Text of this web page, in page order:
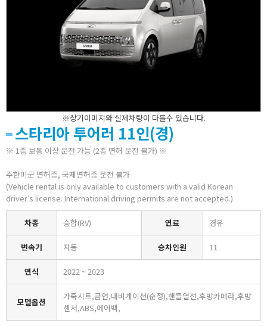
※상기이미지와 실제차량이 다를수 있습니다.
스타리아 투어러 11인(경)
※ 1종 보통 이상 운전 가능 (2종 면허 운전 불가) ※
주한미군 면허증, 국제면허증 운전 불가
(Vehicle rental is only available to customers with a valid Korean
driver’s license. International driving permits are not accepted.)
차종 승합(RV) 연료 경유
변속기 자동 승차인원 11
연식 2022 ~ 2023
모델옵션
가죽시트,금연,내비게이션(순정),핸들열선,후방카메라,후방
센서,ABS,에어백,